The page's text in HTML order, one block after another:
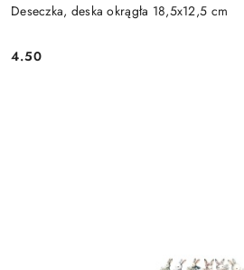
Deseczka, deska okrągła 18,5x12,5 cm
Cena:
4.50